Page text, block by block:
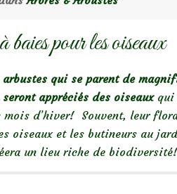
pour les oiseaux
arbustes qui se parent de
appréciés des oiseaux qui
d’hiver! Souvent, leur
oiseaux et les butineurs au
un lieu riche de biodiversité!